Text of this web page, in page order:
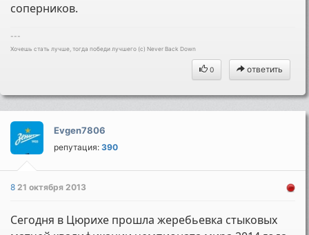
соперников.
---
Хочешь стать лучше, тогда победи лучшего (c) Never Back Down
0 ответить
Evgen7806
репутация:390
821 октября 2013
Сегодня в Цюрихе прошла жеребьевка стыковых